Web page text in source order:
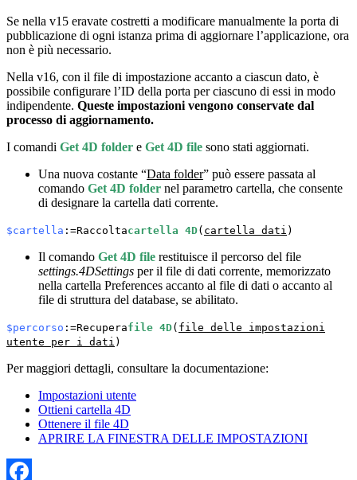
Se nella v15 eravate costretti a modificare manualmente la porta di
pubblicazione di ogni istanza prima di aggiornare l’applicazione, ora
non è più necessario.
Nella v16, con il file di impostazione accanto a ciascun dato, è
possibile configurare l’ID della porta per ciascuno di essi in modo
indipendente. Queste impostazioni vengono conservate dal
processo di aggiornamento.
I comandi Get 4D folder e Get 4D file sono stati aggiornati.
Una nuova costante “Data folder” può essere passata al
comando Get 4D folder nel parametro cartella, che consente
di designare la cartella dati corrente.
$cartella :=Raccoltacartella 4D( cartella dati )
Il comando Get 4D file restituisce il percorso del file
settings.4DSettings per il file di dati corrente, memorizzato
nella cartella Preferences accanto al file di dati o accanto al
file di struttura del database, se abilitato.
$percorso :=Recuperafile 4D( file delle impostazioni
utente per i dati )
Per maggiori dettagli, consultare la documentazione:
Impostazioni utente
Ottieni cartella 4D
Ottenere il file 4D
APRIRE LA FINESTRA DELLE IMPOSTAZIONI